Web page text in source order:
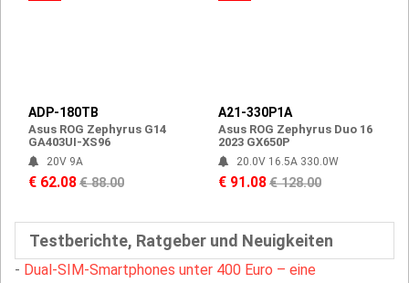
ADP-180TB
Asus ROG Zephyrus G14
GA403UI-XS96
20V 9A
€ 62.08€ 88.00
A21-330P1A
Asus ROG Zephyrus Duo 16
2023 GX650P
20.0V 16.5A 330.0W
€ 91.08€ 128.00
Testberichte, Ratgeber und Neuigkeiten
- Dual-SIM-Smartphones unter 400 Euro – eine